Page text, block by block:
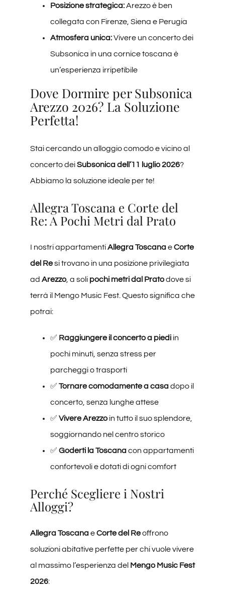
Posizione strategica:Arezzo è ben
collegata con Firenze, Siena e Perugia
Atmosfera unica:Vivere un concerto dei
Subsonica in una cornice toscana è
un’esperienza irripetibile
Dove Dormire per Subsonica
Arezzo 2026? La Soluzione
Perfetta!
Stai cercando un alloggio comodo e vicino al
concerto deiSubsonica dell’11 luglio 2026?
Abbiamo la soluzione ideale per te!
Allegra Toscana e Corte del
Re: A Pochi Metri dal Prato
I nostri appartamentiAllegra ToscanaeCorte
del Resi trovano in una posizione privilegiata
ad Arezzo, a soli pochi metri dal Pratodove si
terrà il Mengo Music Fest. Questo significa che
potrai:
✅ Raggiungere il concerto a piediin
pochi minuti, senza stress per
parcheggi o trasporti
✅ Tornare comodamente a casadopo il
concerto, senza lunghe attese
✅ Vivere Arezzoin tutto il suo splendore,
soggiornando nel centro storico
✅ Goderti la Toscanacon appartamenti
confortevoli e dotati di ogni comfort
Perché Scegliere i Nostri
Alloggi?
Allegra ToscanaeCorte del Reoffrono
soluzioni abitative perfette per chi vuole vivere
al massimo l’esperienza del Mengo Music Fest
2026: